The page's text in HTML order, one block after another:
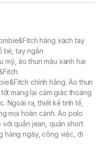
hàng xách tay
bẻ, tay ngắn
mỹ, áo thun màu xanh hai
chính hãng. Áo thun
mang lại cảm giác thoáng
Ngoài ra, thiết kế tinh tế,
mọi hoàn cảnh. Áo polo
với quần jean, quần short
hàng ngày, công việc, đi